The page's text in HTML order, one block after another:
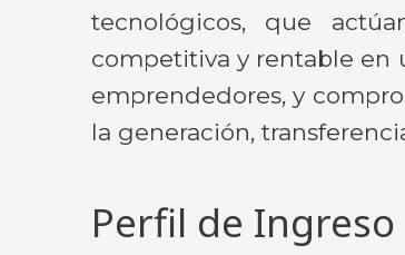
tecnológicos, que
competitiva y rentable en
emprendedores, y
la generación,
Perfil de Ingreso